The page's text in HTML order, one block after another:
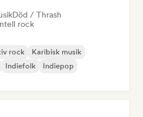
Död / Thrash
rock
rock
Karibisk musik
Indiefolk
Indiepop